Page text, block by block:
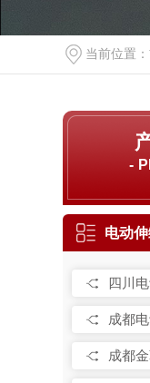
当前位置：
电动伸
四川
成都
成都